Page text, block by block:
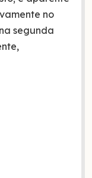
no
segunda